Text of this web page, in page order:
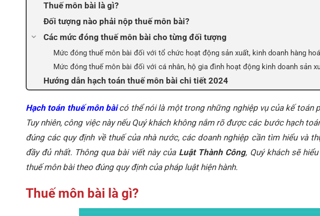
Thuế môn bài là gì?
Đối tượng nào phải nộp thuế môn bài?
Các mức đóng thuế môn bài cho từng đối tượng
Mức đóng thuế môn bài đối với tổ chức hoạt động sản xuất, kinh doanh hàng
Mức đóng thuế môn bài đối với cá nhân, hộ gia đình hoạt động kinh doanh sản
Hướng dẫn hạch toán thuế môn bài chi tiết 2024
Hạch toán thuế môn bàicó thể nói là một trong những nghiệp vụ của kế toán
Tuy nhiên, công việc này nếu Quý khách không nắm rõ được các bước hạch
đúng các quy định về thuế của nhà nước, các doanh nghiệp cần tìm hiểu và
đầy đủ nhất. Thông qua bài viết này của Luật Thành Công, Quý khách sẽ
thuế môn bài theo đúng quy định của pháp luật hiện hành.
Thuế môn bài là gì?